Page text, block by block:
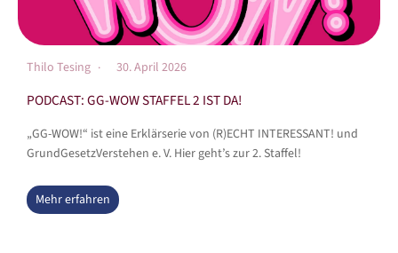
Thilo Tesing 30. April 2026
PODCAST: GG-WOW STAFFEL 2 IST DA!
„GG-WOW!“ ist eine Erklärserie von (R)ECHT INTERESSANT! und
GrundGesetzVerstehen e. V. Hier geht’s zur 2. Staffel!
Mehr erfahren